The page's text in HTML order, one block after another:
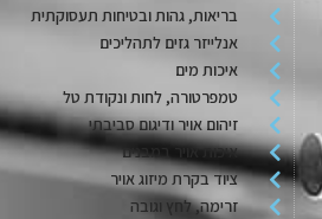
בריאות, גהות ובטיחות תעסוקתית
אנלייזר גזים לתהליכים
איכות מים
טמפרטורה, לחות ונקודת טל
זיהום אויר ודיגום סביבתי
איכות אויר במבנים
ציוד בקרת מיזוג אויר
זרימה, לחץ וגובה